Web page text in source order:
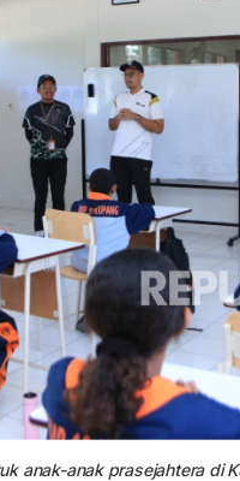
anak-anak prasejahtera di